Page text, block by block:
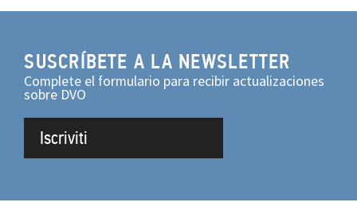
SUSCRÍBETE A LA NEWSLETTER
Complete el formulario para recibir actualizaciones
sobre DVO
Iscriviti